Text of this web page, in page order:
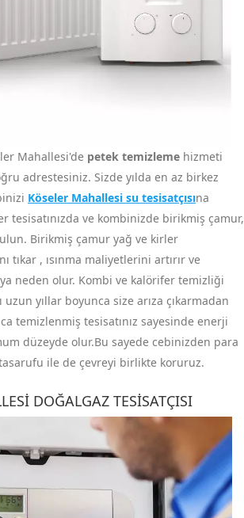
Mahallesi'de petek temizleme hizmeti
adrestesiniz. Sizde yılda en az birkez
Köseler Mahallesi su tesisatçısına
tesisatınızda ve kombinizde birikmiş çamur,
Birikmiş çamur yağ ve kirler
tıkar , ısınma maliyetlerini artırır ve
neden olur. Kombi ve kalörifer temizliği
uzun yıllar boyunca size arıza çıkarmadan
temizlenmiş tesisatınız sayesinde enerji
düzeyde olur.Bu sayede cebinizden para
ile de çevreyi birlikte koruruz.
DOĞALGAZ TESISATÇISI